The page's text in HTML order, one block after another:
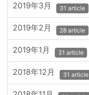
2019年3月 31 article
2019年2月 28 article
2019年1月 31 article
2018年12月 31 article